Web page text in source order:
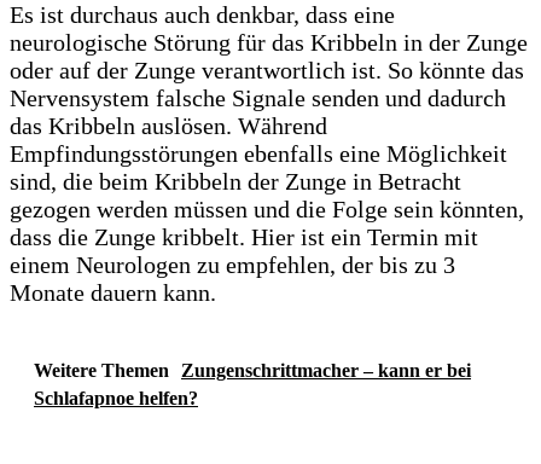
Es ist durchaus auch denkbar, dass eine
neurologische Störung für das Kribbeln in der Zunge
oder auf der Zunge verantwortlich ist. So könnte das
Nervensystem falsche Signale senden und dadurch
das Kribbeln auslösen. Während
Empfindungsstörungen ebenfalls eine Möglichkeit
sind, die beim Kribbeln der Zunge in Betracht
gezogen werden müssen und die Folge sein könnten,
dass die Zunge kribbelt. Hier ist ein Termin mit
einem Neurologen zu empfehlen, der bis zu 3
Monate dauern kann.
Weitere Themen
Zungenschrittmacher – kann er bei
Schlafapnoe helfen?